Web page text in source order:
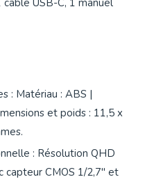
câble USB-C, 1 manuel
: Matériau : ABS |
et poids : 11,5 x
: Résolution QHD
capteur CMOS 1/2,7" et